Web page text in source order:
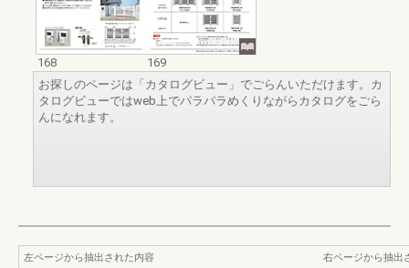
168
169
お探しのページは「カタログビュー」でごらんいただけます。カ
タログビューではweb上でパラパラめくりながらカタログをごら
んになれます。
左ページから抽出された内容
右ページから抽出